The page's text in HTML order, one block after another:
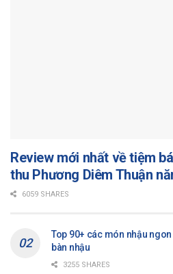
Review mới nhất về tiệm
thu Phương Diêm Thuận
6059 SHARES
Top 90+ các món nhậu
bàn nhậu
3255 SHARES